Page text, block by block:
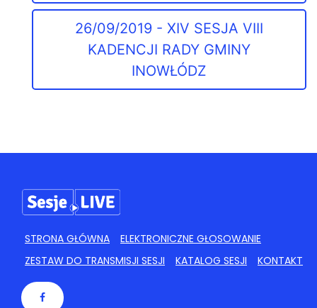
26/09/2019 - XIV SESJA VIII
KADENCJI RADY GMINY
INOWŁÓDZ
STRONA GŁÓWNA
ELEKTRONICZNE GŁOSOWANIE
ZESTAW DO TRANSMISJI SESJI
KATALOG SESJI KONTAKT